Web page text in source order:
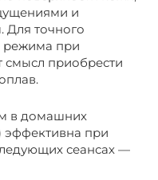
и
Для точного
режима при
смысл приобрести
в домашних
эффективна при
сеансах —